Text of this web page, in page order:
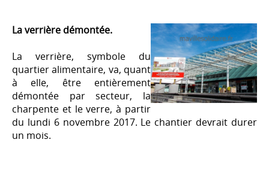
La verrière démontée.
La verrière, symbole du
quartier alimentaire, va, quant
à elle, être entièrement
démontée par secteur, la
charpente et le verre, à partir
du lundi 6 novembre 2017. Le chantier devrait durer
un mois.